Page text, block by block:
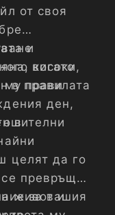
от своя
когато
му прави
ден,
и
високи,
в правилата
в
целят да го
превръща
живот и
за вашия